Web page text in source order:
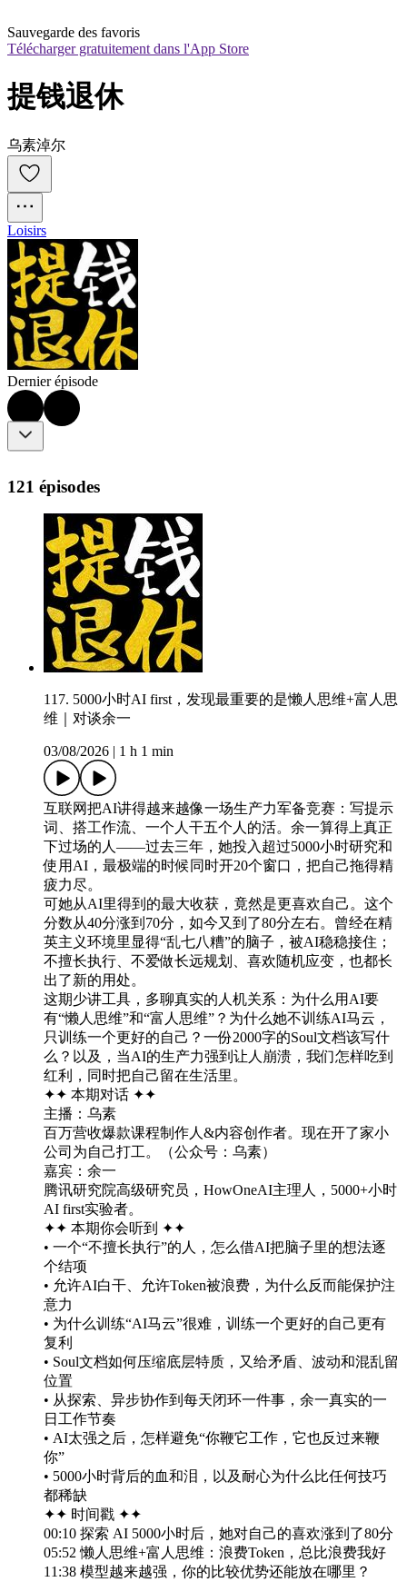
Sauvegarde des favoris
Télécharger gratuitement dans l'App Store
提钱退休
乌素淖尔
Loisirs
Dernier épisode
121 épisodes
117. 5000小时AI first，发现最重要的是懒人思维+富人思
维｜对谈余一
03/08/2026 1 h 1 min
互联网把AI讲得越来越像一场生产力军备竞赛：写提示
词、搭工作流、一个人干五个人的活。余一算得上真正
下过场的人——过去三年，她投入超过5000小时研究和
使用AI，最极端的时候同时开20个窗口，把自己拖得精
疲力尽。
可她从AI里得到的最大收获，竟然是更喜欢自己。这个
分数从40分涨到70分，如今又到了80分左右。曾经在精
英主义环境里显得“乱七八糟”的脑子，被AI稳稳接住；
不擅长执行、不爱做长远规划、喜欢随机应变，也都长
出了新的用处。
这期少讲工具，多聊真实的人机关系：为什么用AI要
有“懒人思维”和“富人思维”？为什么她不训练AI马云，
只训练一个更好的自己？一份2000字的Soul文档该写什
么？以及，当AI的生产力强到让人崩溃，我们怎样吃到
红利，同时把自己留在生活里。
✦✦ 本期对话 ✦✦
主播：乌素
百万营收爆款课程制作人&内容创作者。现在开了家小
公司为自己打工。（公众号：乌素）
嘉宾：余一
腾讯研究院高级研究员，HowOneAI主理人，5000+小时
AI first实验者。
✦✦ 本期你会听到 ✦✦
• 一个“不擅长执行”的人，怎么借AI把脑子里的想法逐
个结项
• 允许AI白干、允许Token被浪费，为什么反而能保护注
意力
• 为什么训练“AI马云”很难，训练一个更好的自己更有
复利
• Soul文档如何压缩底层特质，又给矛盾、波动和混乱留
位置
• 从探索、异步协作到每天闭环一件事，余一真实的一
日工作节奏
• AI太强之后，怎样避免“你鞭它工作，它也反过来鞭
你”
• 5000小时背后的血和泪，以及耐心为什么比任何技巧
都稀缺
✦✦ 时间戳 ✦✦
00:10 探索 AI 5000小时后，她对自己的喜欢涨到了80分
05:52 懒人思维+富人思维：浪费Token，总比浪费我好
11:38 模型越来越强，你的比较优势还能放在哪里？